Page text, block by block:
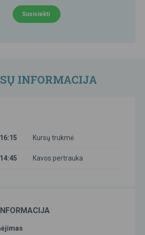
Susisiekti
INFORMACIJA
Kursų trukmė
Kavos pertrauka